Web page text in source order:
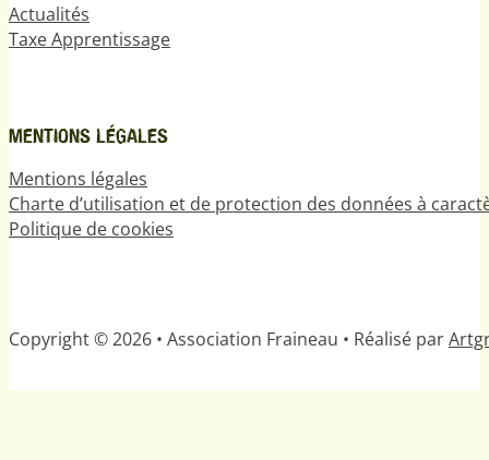
Actualités
Taxe Apprentissage
MENTIONS LÉGALES
Mentions légales
Charte d’utilisation et de protection des données à
Politique de cookies
Copyright © 2026 • Association Fraineau • Réalisé par